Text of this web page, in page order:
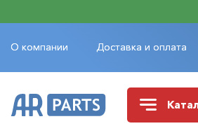
О компании Доставка и оплата